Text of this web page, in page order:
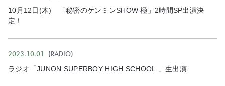
10月12日(木) 「秘密のケンミンSHOW 極」2時間SP出演決
定！
2023.10.01 RADIO
ラジオ「JUNON SUPERBOY HIGH SCHOOL 」生出演